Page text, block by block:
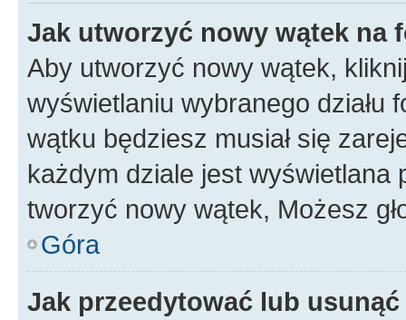
Jak utworzyć nowy wątek na
Aby utworzyć nowy wątek,
wyświetlaniu wybranego działu
wątku będziesz musiał się
każdym dziale jest wyświetlana
tworzyć nowy wątek, Możesz
Góra
Jak przeedytować lub